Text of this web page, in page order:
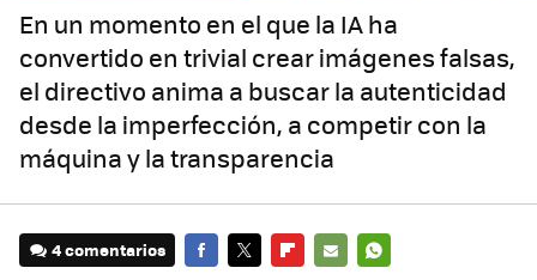
En un momento en el que la IA ha
convertido en trivial crear imágenes falsas,
el directivo anima a buscar la autenticidad
desde la imperfección, a competir con la
máquina y la transparencia
4 comentarios